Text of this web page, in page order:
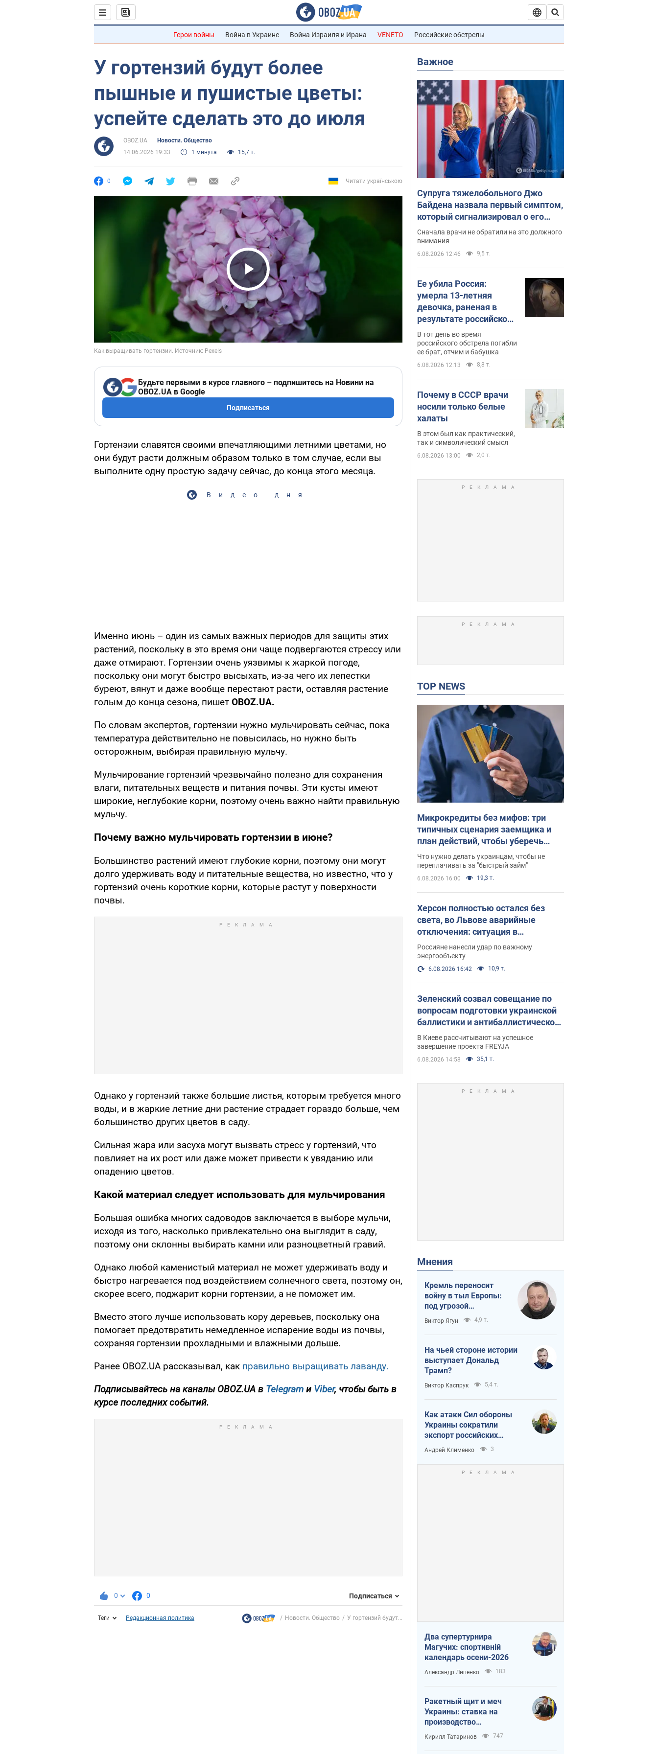
Герои войны Война в Украине Война Израиля и Ирана VENETO Российские обстрелы
У гортензий будут более
пышные и пушистые цветы:
успейте сделать это до июля
OBOZ.UA
Новости. Общество
14.06.2026 19:33
1 минута 15,7 т.
0 Читати українською
Play Video
Будьте первыми в курсе главного – подпишитесь на Новини на
OBOZ.UA в Google
Подписаться
Гортензии славятся своими впечатляющими летними цветами, но
они будут расти должным образом только в том случае, если вы
выполните одну простую задачу сейчас, до конца этого месяца.
Видео дня
Именно июнь – один из самых важных периодов для защиты этих
растений, поскольку в это время они чаще подвергаются стрессу или
даже отмирают. Гортензии очень уязвимы к жаркой погоде,
поскольку они могут быстро высыхать, из-за чего их лепестки
буреют, вянут и даже вообще перестают расти, оставляя растение
голым до конца сезона, пишет OBOZ.UA.
По словам экспертов, гортензии нужно мульчировать сейчас, пока
температура действительно не повысилась, но нужно быть
осторожным, выбирая правильную мульчу.
Мульчирование гортензий чрезвычайно полезно для сохранения
влаги, питательных веществ и питания почвы. Эти кусты имеют
широкие, неглубокие корни, поэтому очень важно найти правильную
мульчу.
Почему важно мульчировать гортензии в июне?
Большинство растений имеют глубокие корни, поэтому они могут
долго удерживать воду и питательные вещества, но известно, что у
гортензий очень короткие корни, которые растут у поверхности
почвы.
Однако у гортензий также большие листья, которым требуется много
воды, и в жаркие летние дни растение страдает гораздо больше, чем
большинство других цветов в саду.
Сильная жара или засуха могут вызвать стресс у гортензий, что
повлияет на их рост или даже может привести к увяданию или
опадению цветов.
Какой материал следует использовать для мульчирования
Большая ошибка многих садоводов заключается в выборе мульчи,
исходя из того, насколько привлекательно она выглядит в саду,
поэтому они склонны выбирать камни или разноцветный гравий.
Однако любой каменистый материал не может удерживать воду и
быстро нагревается под воздействием солнечного света, поэтому он,
скорее всего, поджарит корни гортензии, а не поможет им.
Вместо этого лучше использовать кору деревьев, поскольку она
помогает предотвратить немедленное испарение воды из почвы,
сохраняя гортензии прохладными и влажными дольше.
Ранее OBOZ.UA рассказывал, как правильно выращивать лаванду.
Подписывайтесь на каналы OBOZ.UA в Telegram и Viber, чтобы быть в
курсе последних событий.
0 0 Подписаться
Теги Редакционная политика Новости. Общество У гортензий будут...
Важное
Супруга тяжелобольного Джо
Байдена назвала первый симптом,
который сигнализировал о его
"агрессивном" раке
Сначала врачи не обратили на это должного
внимания
6.08.2026 12:46 9,5 т.
Ее убила Россия:
умерла 13-летняя
девочка, раненая в
результате российской
атаки на Сумскую
область. Фото
В тот день во время
российского обстрела погибли
ее брат, отчим и бабушка
6.08.2026 12:13 8,8 т.
Почему в СССР врачи
носили только белые
халаты
В этом был как практический,
так и символический смысл
6.08.2026 13:00 2,0 т.
TOP NEWS
Микрокредиты без мифов: три
типичных сценария заемщика и
план действий, чтобы уберечь
свои деньги
Что нужно делать украинцам, чтобы не
переплачивать за "быстрый займ"
6.08.2026 16:00 19,3 т.
Херсон полностью остался без
света, во Львове аварийные
отключения: ситуация в
энергосистеме 6 августа
Россияне нанесли удар по важному
энергообъекту
6.08.2026 16:42 10,9 т.
Зеленский созвал совещание по
вопросам подготовки украинской
баллистики и антибаллистической
программы FREYJA: какие
решения готовятся
В Киеве рассчитывают на успешное
завершение проекта FREYJA
6.08.2026 14:58 35,1 т.
Мнения
Кремль переносит
войну в тыл Европы:
под угрозой
критическая
логистика
Виктор Ягун 4,9 т.
На чьей стороне истории
выступает Дональд
Трамп?
Виктор Каспрук 5,4 т.
Как атаки Сил обороны
Украины сократили
экспорт российских
нефтепродуктов
Андрей Клименко 3
Два супертурнира
Магучих: спортивній
календарь осени-2026
Александр Липенко 183
Ракетный щит и меч
Украины: ставка на
производство
собственных ракет
Кирилл Татаринов 747